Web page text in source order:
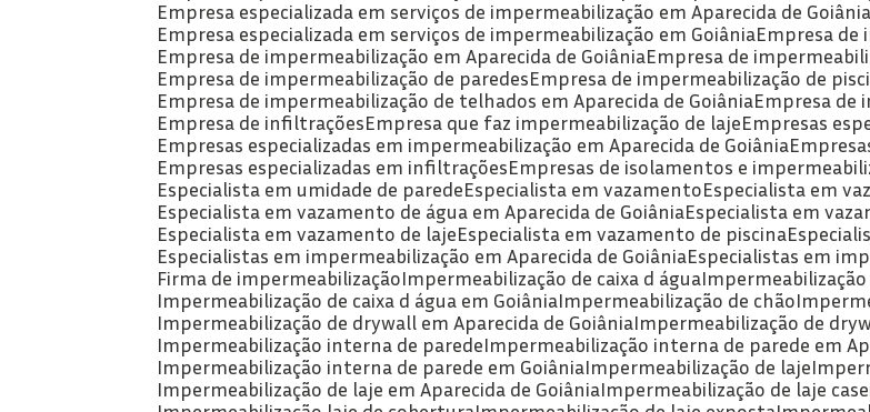
Empresa especializada em serviços de impermeabilização em Aparecida de Goiânia
Empresa especializada em serviços de impermeabilização em Goiânia Empresa
Empresa de impermeabilização em Aparecida de Goiânia Empresa de
Empresa de impermeabilização de paredes Empresa de impermeabilização de
Empresa de impermeabilização de telhados em Aparecida de Goiânia Empresa
Empresa de infiltrações Empresa que faz impermeabilização de laje Empresas
Empresas especializadas em impermeabilização em Aparecida de Goiânia
Empresas especializadas em infiltrações Empresas de isolamentos e
Especialista em umidade de parede Especialista em vazamento Especialista em
Especialista em vazamento de água em Aparecida de Goiânia Especialista em
Especialista em vazamento de laje Especialista em vazamento de piscina
Especialistas em impermeabilização em Aparecida de Goiânia Especialistas em
Firma de impermeabilização Impermeabilização de caixa d água
Impermeabilização de caixa d água em Goiânia Impermeabilização de chão
Impermeabilização de drywall em Aparecida de Goiânia Impermeabilização de
Impermeabilização interna de parede Impermeabilização interna de parede em
Impermeabilização interna de parede em Goiânia Impermeabilização de laje
Impermeabilização de laje em Aparecida de Goiânia Impermeabilização de laje